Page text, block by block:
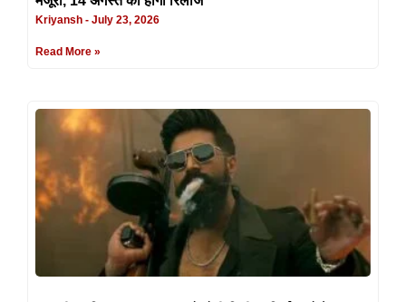
Kriyansh July 23, 2026
Read More »